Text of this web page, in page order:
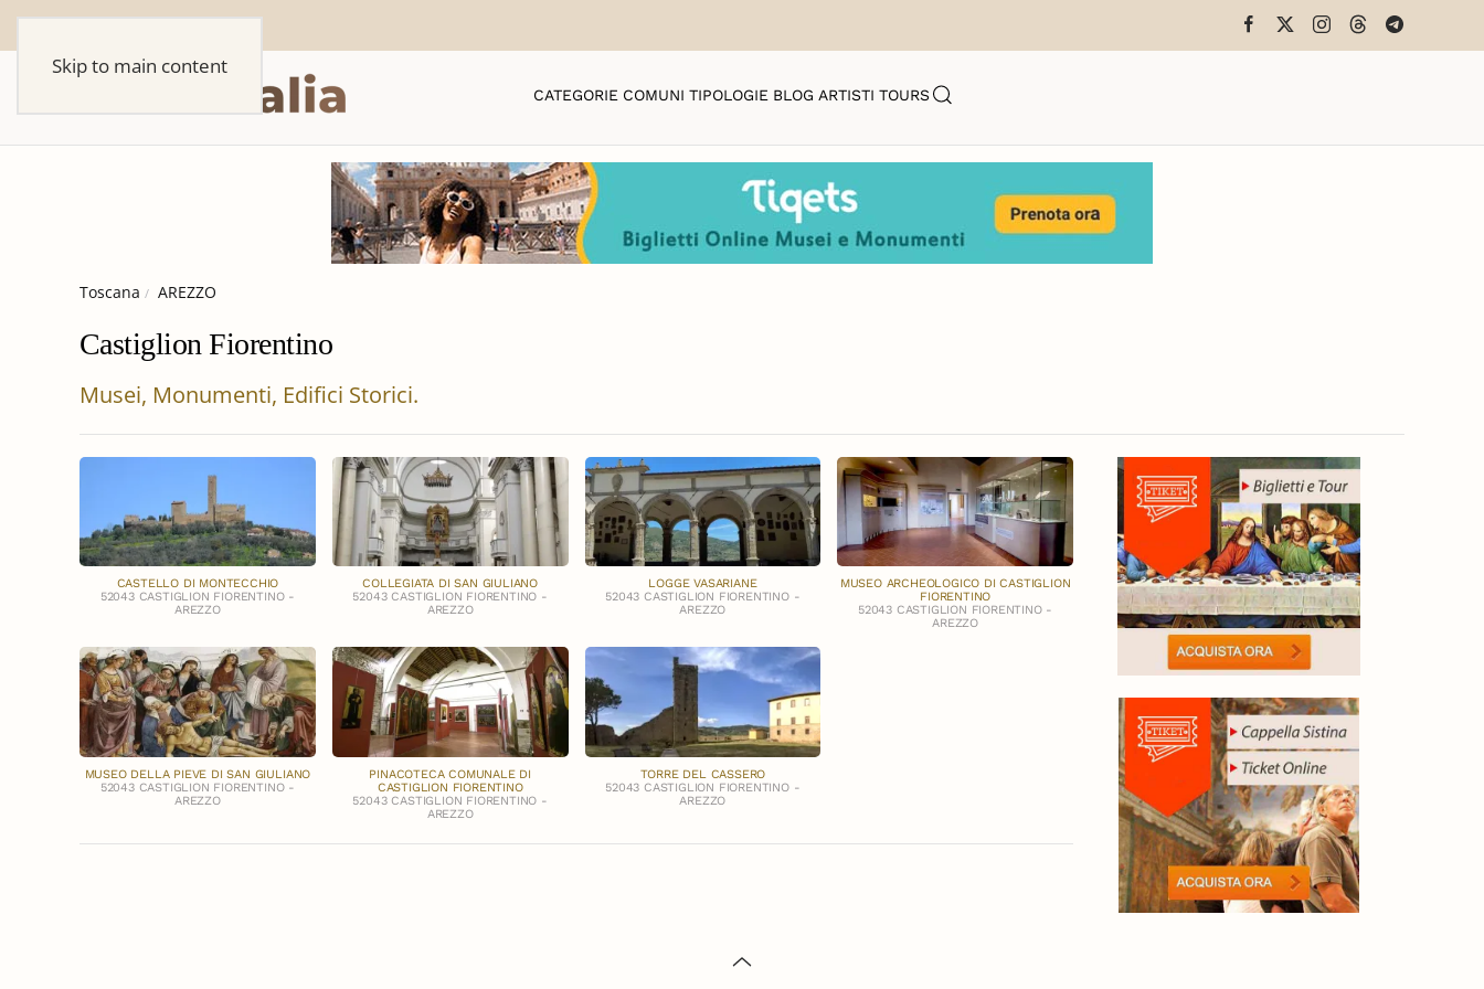
Skip to main content
CATEGORIE COMUNI TIPOLOGIE BLOG ARTISTI TOURS
Toscana AREZZO
Castiglion Fiorentino
Musei, Monumenti, Edifici Storici.
CASTELLO DI MONTECCHIO
52043 CASTIGLION FIORENTINO -
AREZZO
COLLEGIATA DI SAN GIULIANO
52043 CASTIGLION FIORENTINO -
AREZZO
LOGGE VASARIANE
52043 CASTIGLION FIORENTINO -
AREZZO
MUSEO ARCHEOLOGICO DI CASTIGLION
FIORENTINO
52043 CASTIGLION FIORENTINO -
AREZZO
MUSEO DELLA PIEVE DI SAN GIULIANO
52043 CASTIGLION FIORENTINO -
AREZZO
PINACOTECA COMUNALE DI
CASTIGLION FIORENTINO
52043 CASTIGLION FIORENTINO -
AREZZO
TORRE DEL CASSERO
52043 CASTIGLION FIORENTINO -
AREZZO